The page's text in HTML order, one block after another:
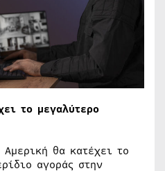
το μεγαλύτερο
θα κατέχει το
αγοράς στην